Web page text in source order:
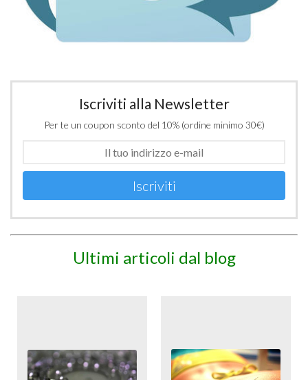
Iscriviti alla Newsletter
Per te un coupon sconto del 10% (ordine minimo 30€)
Iscriviti
Ultimi articoli dal blog